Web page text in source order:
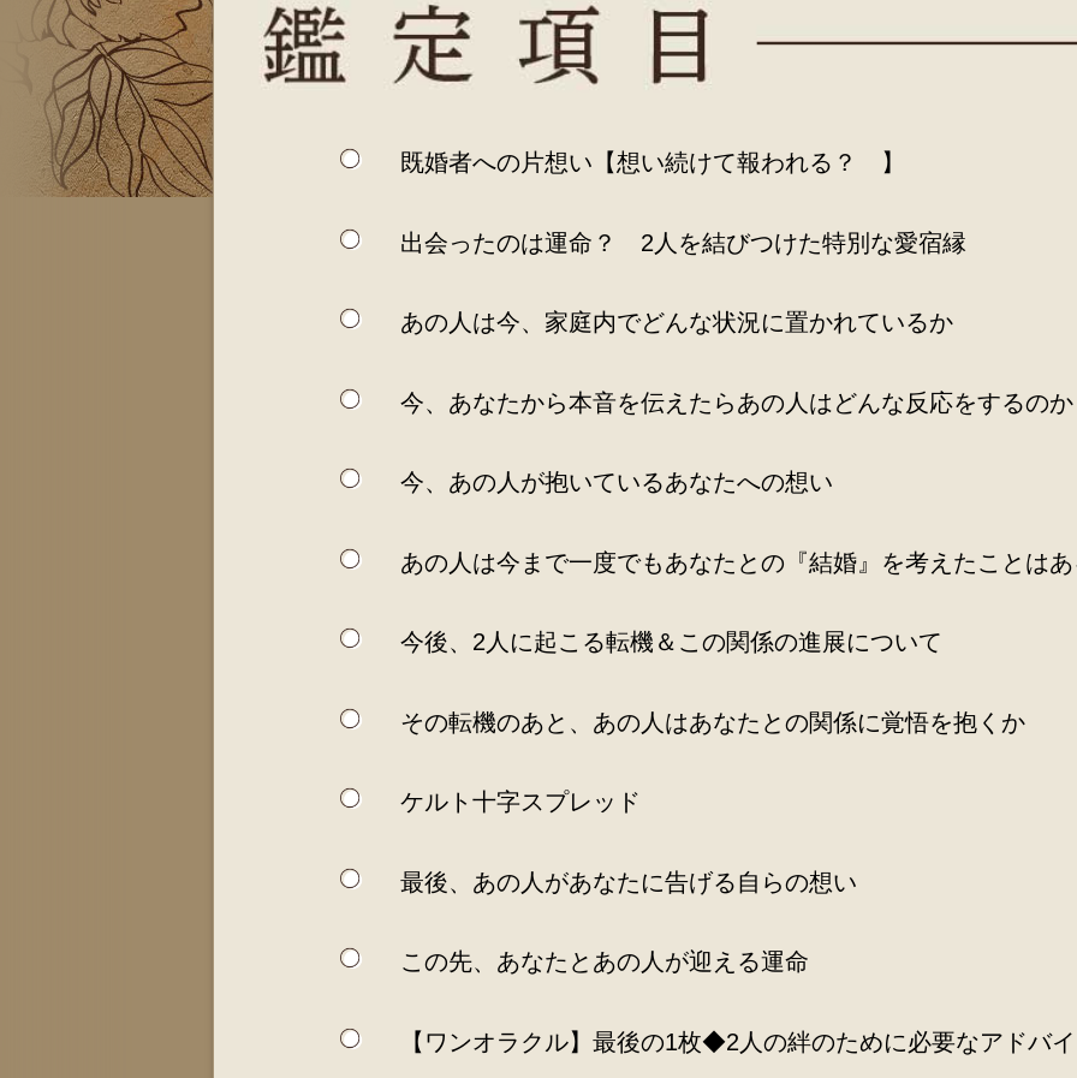
既婚者への片想い【想い続けて報われる？ 】
出会ったのは運命？ 2人を結びつけた特別な愛宿縁
あの人は今、家庭内でどんな状況に置かれているか
今、あなたから本音を伝えたらあの人はどんな反応をするのか
今、あの人が抱いているあなたへの想い
あの人は今まで一度でもあなたとの『結婚』を考えたことは
今後、2人に起こる転機＆この関係の進展について
その転機のあと、あの人はあなたとの関係に覚悟を抱くか
ケルト十字スプレッド
最後、あの人があなたに告げる自らの想い
この先、あなたとあの人が迎える運命
【ワンオラクル】最後の1枚◆2人の絆のために必要なアドバ